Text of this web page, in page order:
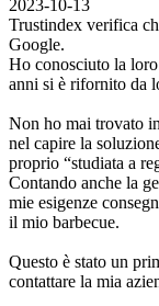
2023-10-13
Trustindex verifica
Google.
Ho conosciuto la
anni si è rifornito da
Non ho mai trovato
nel capire la
proprio “studiata a
Contando anche la
mie esigenze
il mio barbecue.
Questo è stato un
contattare la mia